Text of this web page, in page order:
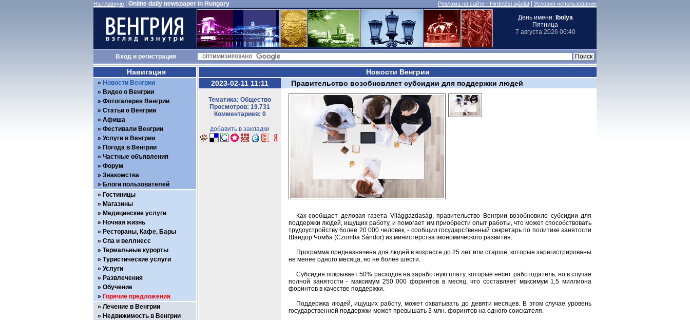
На главную Online daily newspaper in Hungary Реклама на сайте - Hirdetési ajánlat Условия использования
День имени: Ibolya
Пятница
7 августа 2026 06:40
Входи регистрация
Новости Венгрии
2023-02-11 11:11
Тематика: Общество
Просмотров: 19.731
Комментариев: 0
добавить в закладки
Правительство возобновляет субсидии для поддержки людей
Как сообщает деловая газета Világgazdaság, правительство Венгрии возобновило субсидии для
поддержки людей, ищущих работу, и помогает им приобрести опыт работы, что может способствовать
трудоустройству более 20 000 человек, - сообщил государственный секретарь по политике занятости
Шандор Чомба (Czomba Sándor) из министерства экономического развития.
Программа предназначена для людей в возрасте до 25 лет или старше, которые зарегистрированы
не менее одного месяца, но не более шести.
Субсидия покрывает 50% расходов на заработную плату, которые несет работодатель, но в случае
полной занятости - максимум 250 000 форинтов в месяц, что составляет максимум 1,5 миллиона
форинтов в качестве поддержки.
Поддержка людей, ищущих работу, может охватывать до девяти месяцев. В этом случае уровень
государственной поддержки может превышать 3 млн. форинтов на одного соискателя.
Навигация
Новости Венгрии
Видео о Венгрии
Фотогалерея Венгрии
Статьи о Венгрии
Афиша
Фестивали Венгрии
Услуги в Венгрии
Погода в Венгрии
Частные объявления
Форум
Знакомства
Блоги пользователей
Гостиницы
Магазины
Медицинские услуги
Ночная жизнь
Рестораны, Кафе, Бары
Спа и веллнесс
Термальные курорты
Туристические услуги
Услуги
Развлечения
Обучение
Горячие предложения
Лечение в Венгрии
Недвижимость в Венгрии